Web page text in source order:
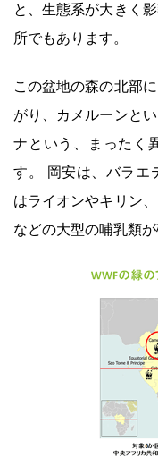
と、生態系が大きく
所でもあります。
この盆地の森の北部
がり、カメルーンと
ナという、まったく
す。 岡安は、バラエ
はライオンやキリン
などの大型の哺乳類